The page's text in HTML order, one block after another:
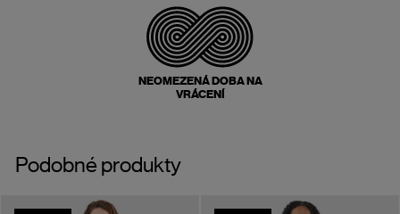
NEOMEZENÁ DOBA NA
VRÁCENÍ
Podobné produkty